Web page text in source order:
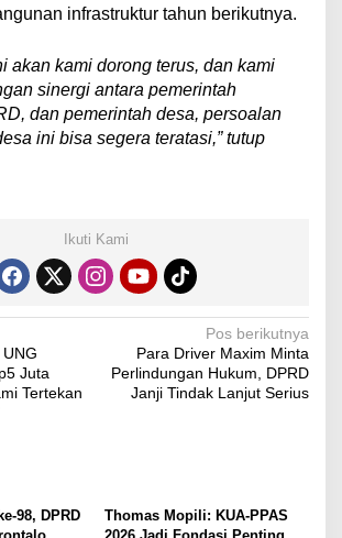
infrastruktur tahun berikutnya.
akan kami dorong terus, dan kami
sinergi antara pemerintah
dan pemerintah desa, persoalan
ini bisa segera teratasi,” tutup
Ikuti Kami
Juta
Tertekan
Pos berikutnya
Para Driver Maxim Minta
Perlindungan Hukum, DPRD
Janji Tindak Lanjut Serius
98, DPRD
Thomas Mopili: KUA-PPAS